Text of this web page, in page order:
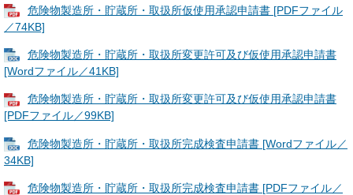
危険物製造所・貯蔵所・取扱所仮使用承認申請書 [PDFファイル
／74KB]
危険物製造所・貯蔵所・取扱所変更許可及び仮使用承認申請書
[Wordファイル／41KB]
危険物製造所・貯蔵所・取扱所変更許可及び仮使用承認申請書
[PDFファイル／99KB]
危険物製造所・貯蔵所・取扱所完成検査申請書 [Wordファイル／
34KB]
危険物製造所・貯蔵所・取扱所完成検査申請書 [PDFファイル／